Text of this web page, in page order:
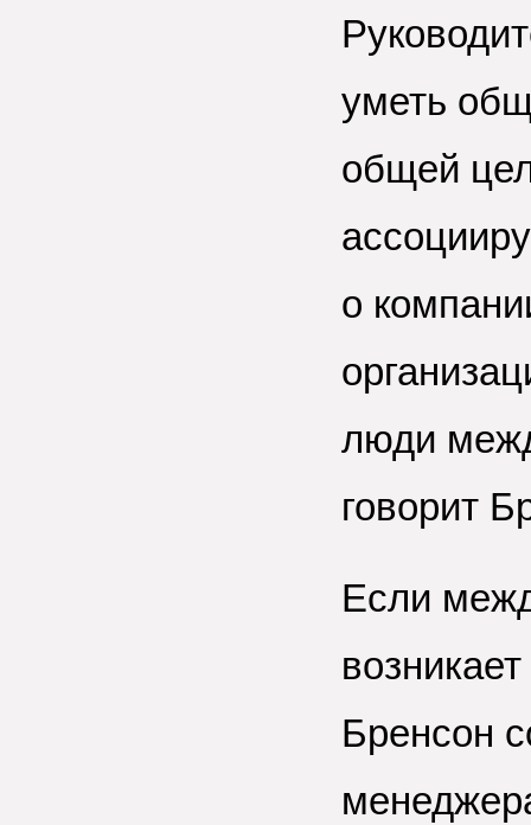
уметь
общей
о
люди
говорит
Если
Бренсон